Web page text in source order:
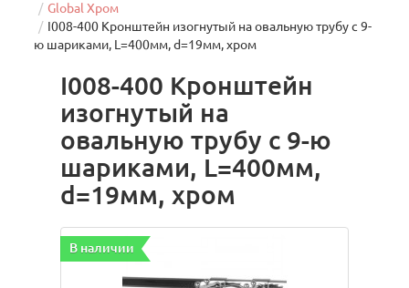
Global Хром
I008-400 Кронштейн изогнутый на овальную трубу с 9-
ю шариками, L=400мм, d=19мм, хром
I008-400 Кронштейн
изогнутый на
овальную трубу с 9-ю
шариками, L=400мм,
d=19мм, хром
В наличии